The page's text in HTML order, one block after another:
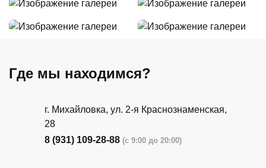
Где мы находимся?
г. Михайловка, ул. 2-я Краснознаменская,
28
8 (931) 109-28-88 (с 9:00 до 20:00)